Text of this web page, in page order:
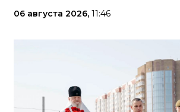
06 августа 2026, 11:46